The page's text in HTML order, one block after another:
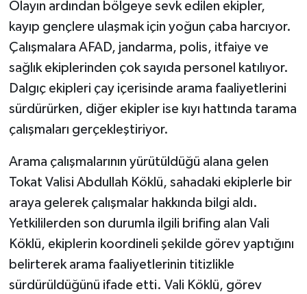
Olayın ardından bölgeye sevk edilen ekipler,
kayıp gençlere ulaşmak için yoğun çaba harcıyor.
Çalışmalara AFAD, jandarma, polis, itfaiye ve
sağlık ekiplerinden çok sayıda personel katılıyor.
Dalgıç ekipleri çay içerisinde arama faaliyetlerini
sürdürürken, diğer ekipler ise kıyı hattında tarama
çalışmaları gerçekleştiriyor.
Arama çalışmalarının yürütüldüğü alana gelen
Tokat Valisi Abdullah Köklü, sahadaki ekiplerle bir
araya gelerek çalışmalar hakkında bilgi aldı.
Yetkililerden son durumla ilgili brifing alan Vali
Köklü, ekiplerin koordineli şekilde görev yaptığını
belirterek arama faaliyetlerinin titizlikle
sürdürüldüğünü ifade etti. Vali Köklü, görev